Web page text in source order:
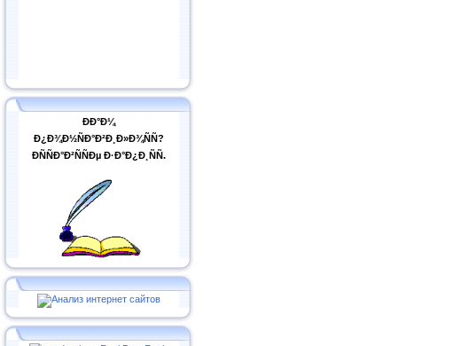
ÐÐ°Ð¼
Ð¿Ð¾Ð½ÑÐ°Ð²Ð¸Ð»Ð¾ÑÑ?
ÐÑÑÐ°Ð²ÑÑÐµ Ð·Ð°Ð¿Ð¸ÑÑ.